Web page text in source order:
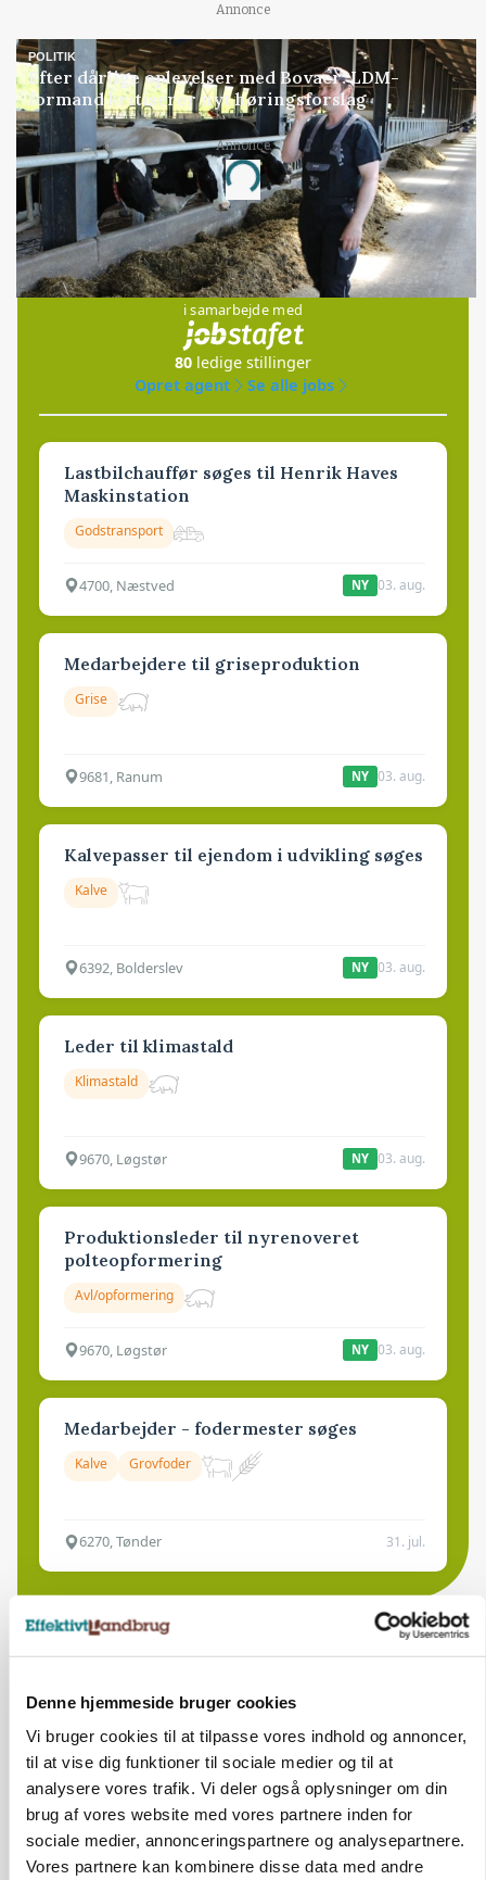
Denne hjemmeside bruger cookies
Vi bruger cookies til at tilpasse vores indhold og annoncer,
til at vise dig funktioner til sociale medier og til at
analysere vores trafik. Vi deler også oplysninger om din
brug af vores website med vores partnere inden for
sociale medier, annonceringspartnere og analysepartnere.
Vores partnere kan kombinere disse data med andre
Annonce
POLITIK
Efter dårlige oplevelser med Bovaer: LDM-
formand kritiserer nyt høringsforslag
Annonce
Loading...
Jobs
i samarbejde med
80 ledige stillinger
Opret agent
Se alle jobs
Lastbilchauffør søges til Henrik Haves
Maskinstation
Godstransport
4700, Næstved NY 03. aug.
Medarbejdere til griseproduktion
Grise
9681, Ranum NY 03. aug.
Kalvepasser til ejendom i udvikling søges
Kalve
6392, Bolderslev NY 03. aug.
Leder til klimastald
Klimastald
9670, Løgstør NY 03. aug.
Produktionsleder til nyrenoveret
polteopformering
Avl/opformering
9670, Løgstør NY 03. aug.
Medarbejder - fodermester søges
Kalve Grovfoder
6270, Tønder 31. jul.